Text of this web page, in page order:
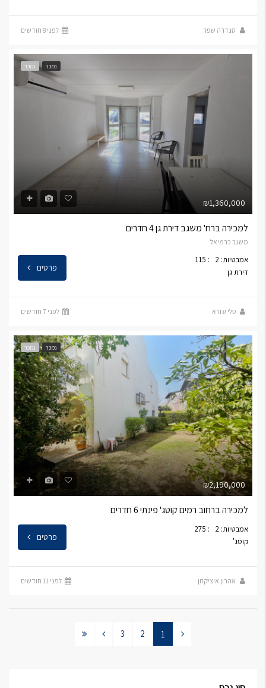
סנדרה שפר לפני 8 חודשים
נמכר נמכר
₪1,360,000
למכירה ברח' משגב דירת גן 4 חדרים
משגב כרמיאל
אמבטיות: 2
: 115
דירת גן
פרטים
טלי עזרא לפני 7 חודשים
נמכר נמכר
₪2,190,000
למכירה ברחוב רמים קוטג' פינתי 6 חדרים
אמבטיות: 2
: 275
קוטג'
פרטים
אהרון איציקזון לפני 11 חודשים
1
2
3